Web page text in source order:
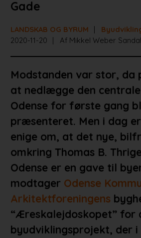
Gade
LANDSKAB OG BYRUM
2020-11-20
Af Mikkel Weber
Modstanden var stor, da
at nedlægge den
Odense for første gang
præsenteret. Men i dag
enige om, at det nye,
omkring Thomas B.
Odense er en gave til
modtager Odense
Arkitektforeningens
“Æreskalejdoskopet” for
byudviklingsprojekt, der i